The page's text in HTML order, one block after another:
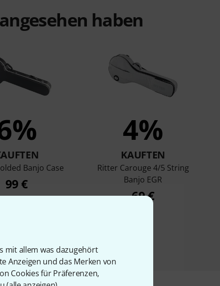
mit allem was dazugehört
Anzeigen und das Merken von
Cookies für Präferenzen,
haben
Banjo Case
99 €
4%
KAUFTEN
Ritter Carouge 4/5 String
Banjo EGR
69 €